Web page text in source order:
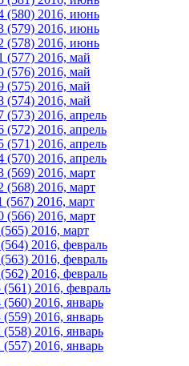
(580) 2016, июнь
(579) 2016, июнь
(578) 2016, июнь
(577) 2016, май
(576) 2016, май
(575) 2016, май
(574) 2016, май
(573) 2016, апрель
(572) 2016, апрель
(571) 2016, апрель
(570) 2016, апрель
(569) 2016, март
(568) 2016, март
(567) 2016, март
(566) 2016, март
2016, март
2016, февраль
2016, февраль
2016, февраль
2016, февраль
2016, январь
2016, январь
2016, январь
2016, январь